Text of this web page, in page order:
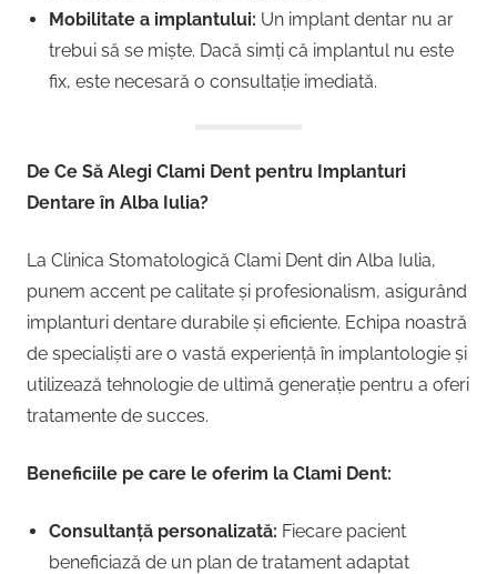
Mobilitate a implantului: Un implant dentar nu ar
trebui să se miște. Dacă simți că implantul nu este
fix, este necesară o consultație imediată.
De Ce Să Alegi Clami Dent pentru Implanturi
Dentare în Alba Iulia?
La Clinica Stomatologică Clami Dent din Alba Iulia,
punem accent pe calitate și profesionalism, asigurând
implanturi dentare durabile și eficiente. Echipa noastră
de specialiști are o vastă experiență în implantologie și
utilizează tehnologie de ultimă generație pentru a oferi
tratamente de succes.
Beneficiile pe care le oferim la Clami Dent:
Consultanță personalizată: Fiecare pacient
beneficiază de un plan de tratament adaptat